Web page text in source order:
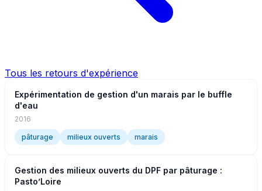
Tous les retours d'expérience
Expérimentation de gestion d'un marais par le buffle
d'eau
2016
pâturage milieux ouverts marais
Gestion des milieux ouverts du DPF par pâturage :
Pasto’Loire